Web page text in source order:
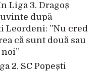
Liga 3. Dragoș
după
Leordeni: ”Nu cred
că sunt două sau
2. SC Popești